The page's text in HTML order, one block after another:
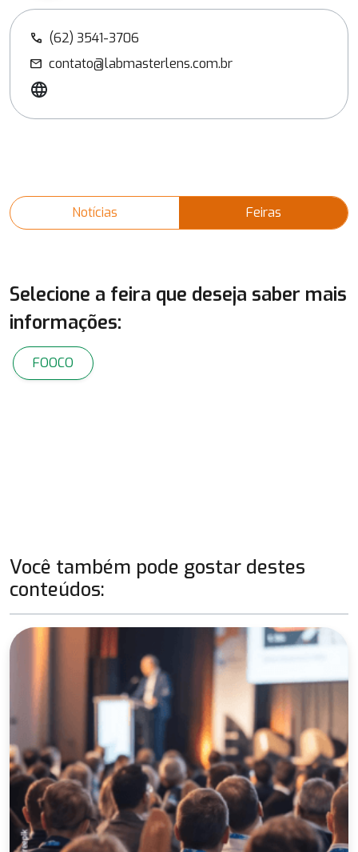
call (62) 3541-3706
mail contato@labmasterlens.com.br
Notícias Feiras
Selecione a feira que deseja saber mais
informações:
FOOCO
Você também pode gostar destes
conteúdos: